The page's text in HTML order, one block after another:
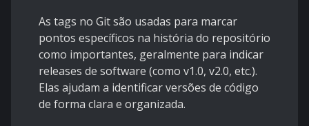
As tags no Git são usadas para marcar
pontos específicos na história do repositório
como importantes, geralmente para indicar
releases de software (como v1.0, v2.0, etc.).
Elas ajudam a identificar versões de código
de forma clara e organizada.